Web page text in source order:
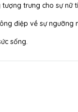
trưng cho sự
điệp về sự
sống.